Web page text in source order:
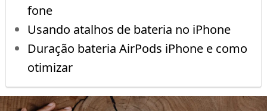
fone
Usando atalhos de bateria no iPhone
Duração bateria AirPods iPhone e como
otimizar